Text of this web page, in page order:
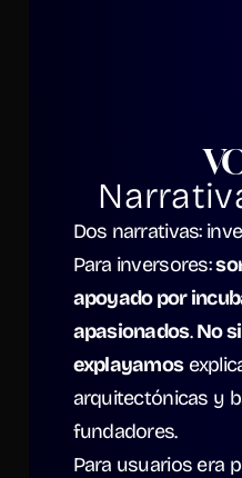
Dos narrativas:
Para inversores:
apoyado por
apasionados. No
explayamos
arquitectónicas y
fundadores.
Para usuarios era